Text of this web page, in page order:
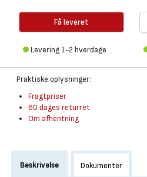
Få leveret
Levering 1-2 hverdage
Praktiske oplysninger:
Fragtpriser
60 dages returret
Om afhentning
Beskrivelse Dokumenter